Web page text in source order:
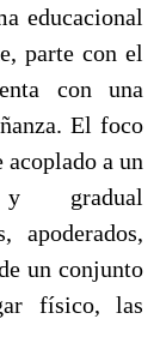
educacional
parte con el
con una
El foco
a un
gradual
apoderados,
un conjunto
físico, las